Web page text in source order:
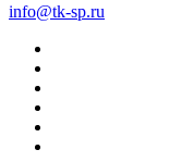
info@tk-sp.ru